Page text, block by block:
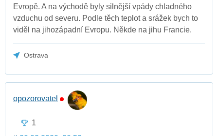
Evropě. A na východě byly silnější vpády chladného
vzduchu od severu. Podle těch teplot a srážek bych to
viděl na jihozápadní Evropu. Někde na jihu Francie.
Ostrava
opozorovatel
1